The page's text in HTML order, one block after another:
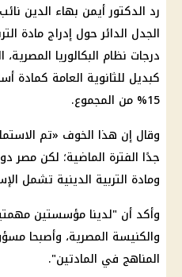
رد الدكتور أيمن بهاء الدين
الجدل الدائر حول إدراج مادة
درجات نظام البكالوريا
15% من المجموع.
وقال إن هذا الخوف «تم
جدًا الفترة الماضية؛ لكن مصر
ومادة التربية الدينية تشمل
وأكد أن "لدينا مؤسستين
والكنيسة المصرية، وأصبحا
المناهج في المادتين".